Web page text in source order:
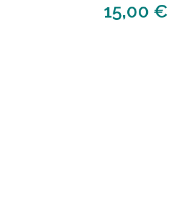
15,00 €